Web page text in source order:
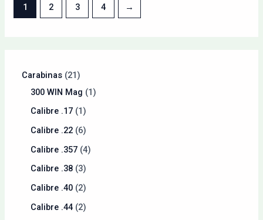
Carabinas 21
300 WIN Mag
1
Calibre .17 1
Calibre .22 6
Calibre .357 4
Calibre .38 3
Calibre .40 2
Calibre .44 2
1 2 3 4 →